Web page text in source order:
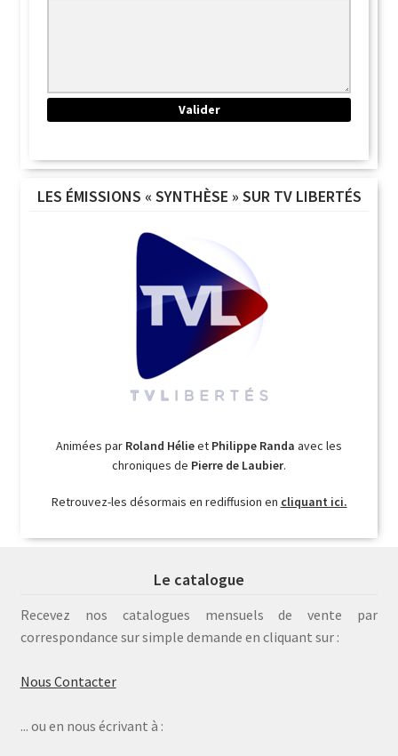
LES ÉMISSIONS « SYNTHÈSE » SUR TV LIBERTÉS
Animées par Roland Hélieet Philippe Randa avec les
chroniques de Pierre de Laubier.
Retrouvez-les désormais en rediffusion en cliquant ici.
Le catalogue
Recevez nos catalogues mensuels de vente par
correspondance sur simple demande en cliquant sur :
Nous Contacter
... ou en nous écrivant à :